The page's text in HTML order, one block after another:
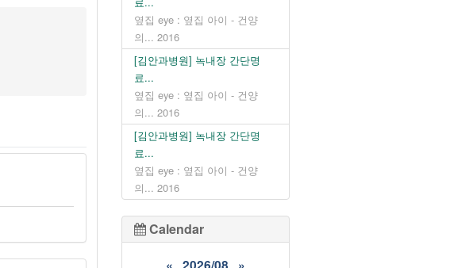
옆집 eye : 옆집 아이 - 건양
의... 2016
[김안과병원] 녹내장 간단명
료...
옆집 eye : 옆집 아이 - 건양
의... 2016
[김안과병원] 녹내장 간단명
료...
옆집 eye : 옆집 아이 - 건양
의... 2016
Calendar